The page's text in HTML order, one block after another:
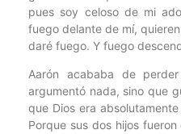
pues soy celoso de mi
fuego delante de mí,
daré fuego. Y fuego
Aarón acababa de
argumentó nada, sino que
que Dios era
Porque sus dos hijos